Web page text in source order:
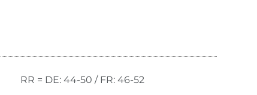
RR = DE: 44-50 / FR: 46-52